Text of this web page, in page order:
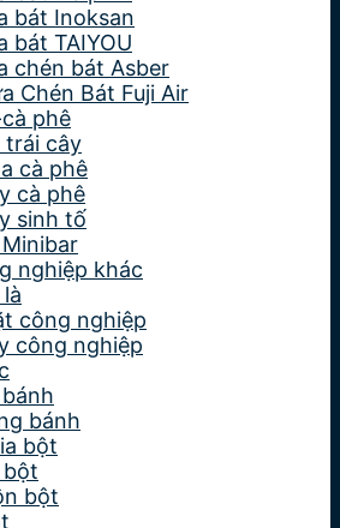
bát Inoksan
bát TAIYOU
chén bát Asber
Chén Bát Fuji Air
phê
trái cây
cà phê
cà phê
sinh tố
nghiệp khác
công nghiệp
công nghiệp
bánh
bột
bột
bột